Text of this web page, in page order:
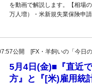
を動画で解説します。【相場
万人増）・米新規失業保険申
公開 [FX・羊飼いの「今日
5月4日(金)■『直近
方』と『[米)雇用統